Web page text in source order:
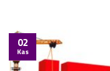
02
Kas